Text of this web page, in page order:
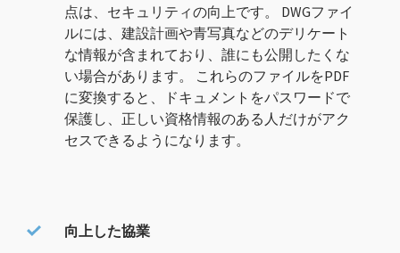
点は、セキュリティの向上です。 DWGファイ
ルには、建設計画や青写真などのデリケート
な情報が含まれており、誰にも公開したくな
い場合があります。 これらのファイルをPDF
に変換すると、ドキュメントをパスワードで
保護し、正しい資格情報のある人だけがアク
セスできるようになります。
向上した協業